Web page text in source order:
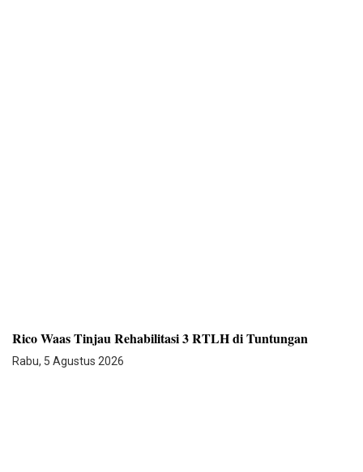
Rico Waas Tinjau Rehabilitasi 3 RTLH di Tuntungan
Rabu, 5 Agustus 2026